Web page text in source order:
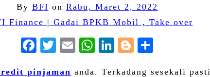
By BFI on Rabu, Maret 2, 2022
Facebook
Twitter
EmailWhatsApp
LinkedIn
Blogger
pinjaman anda. Terkadang sesekali